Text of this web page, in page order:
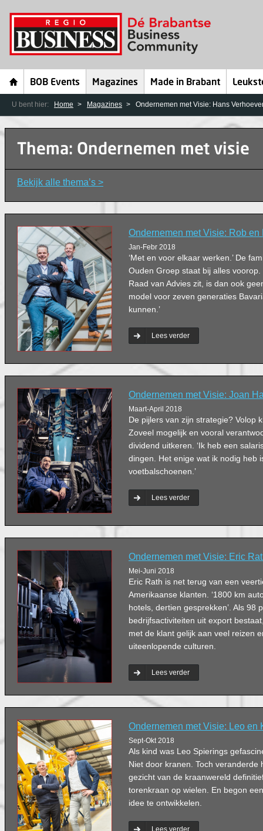
BOB Events Magazines Made in Brabant
U bent hier: Home Magazines Ondernemen met Visie: Hans
Thema: Ondernemen met visie
Bekijk alle thema’s >
Ondernemen met Visie: Rob en
Jan-Febr 2018
‘Met en voor elkaar werken.’ De
Ouden Groep staat bij alles
Raad van Advies zit, is dan ook
model voor zeven generaties
kunnen.’
Lees verder
Ondernemen met Visie: Joan
Maart-April 2018
De pijlers van zijn strategie? Volop
Zoveel mogelijk en vooral
dividend uitkeren. ‘Ik heb een
dingen. Het enige wat ik nodig heb
voetbalschoenen.’
Lees verder
Ondernemen met Visie: Eric
Mei-Juni 2018
Eric Rath is net terug van een
Amerikaanse klanten. ‘1800 km
hotels, dertien gesprekken’. Als 98
bedrijfsactiviteiten uit export
met de klant gelijk aan veel reizen
uiteenlopende culturen.
Lees verder
Ondernemen met Visie: Leo en
Sept-Okt 2018
Als kind was Leo Spierings
Niet door kranen. Toch veranderde
gezicht van de kraanwereld
torenkraan op wielen. En begon
idee te ontwikkelen.
Lees verder